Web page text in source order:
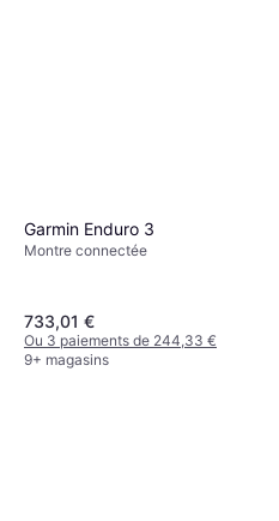
Garmin Enduro 3
Montre connectée
733,01 €
Ou 3 paiements de 244,33 €
9+ magasins